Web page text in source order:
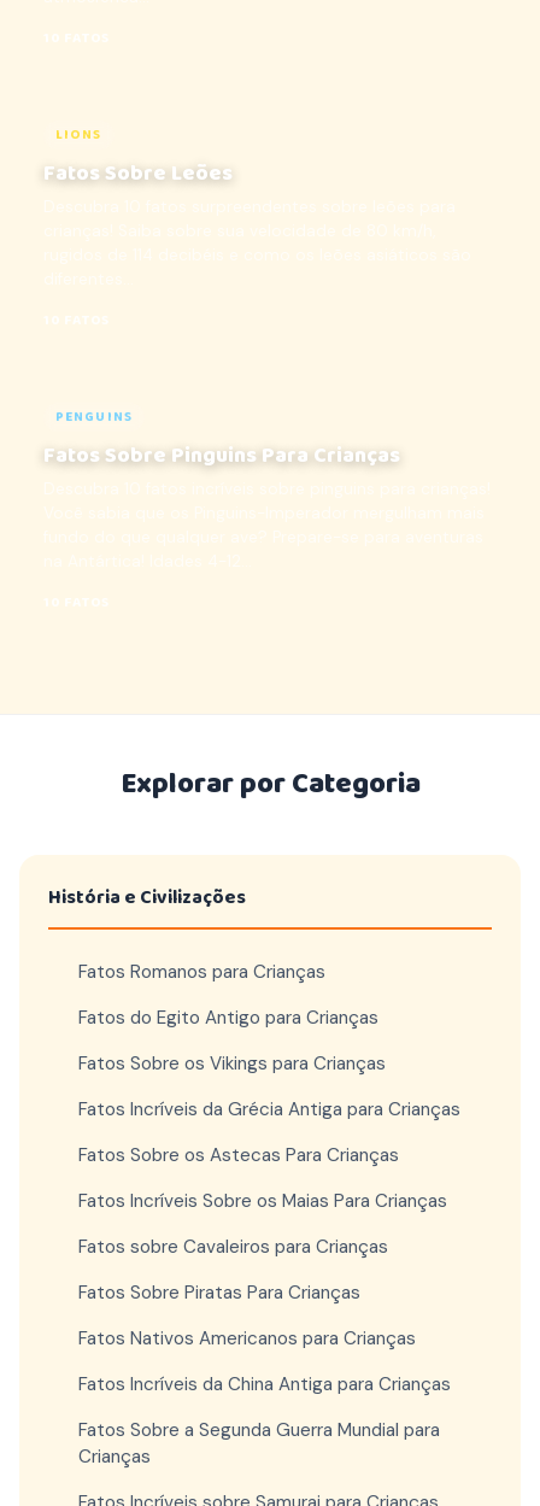
LIONS
Fatos Sobre Leões
PENGUINS
Fatos Sobre Pinguins Para Crianças
Explorar por Categoria
História e Civilizações
Fatos Romanos para Crianças
Fatos do Egito Antigo para Crianças
Fatos Sobre os Vikings para Crianças
Fatos Incríveis da Grécia Antiga para Crianças
Fatos Sobre os Astecas Para Crianças
Fatos Incríveis Sobre os Maias Para Crianças
Fatos sobre Cavaleiros para Crianças
Fatos Sobre Piratas Para Crianças
Fatos Nativos Americanos para Crianças
Fatos Incríveis da China Antiga para Crianças
Fatos Sobre a Segunda Guerra Mundial para
Crianças